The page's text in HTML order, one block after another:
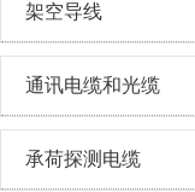
架空导线
通讯电缆和光缆
承荷探测电缆